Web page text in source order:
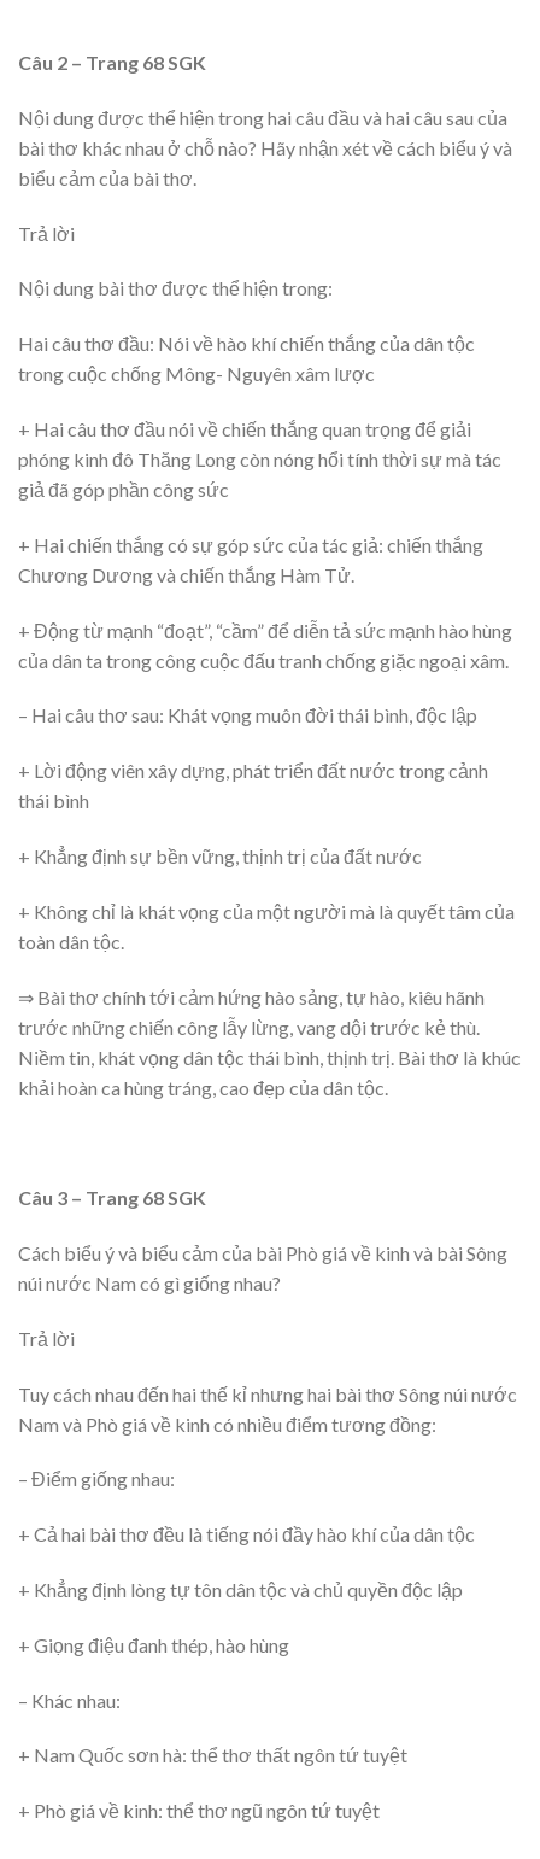
Câu 2 – Trang 68 SGK
Nội dung được thể hiện trong hai câu đầu và hai câu sau của
bài thơ khác nhau ở chỗ nào? Hãy nhận xét về cách biểu ý và
biểu cảm của bài thơ.
Trả lời
Nội dung bài thơ được thể hiện trong:
Hai câu thơ đầu: Nói về hào khí chiến thắng của dân tộc
trong cuộc chống Mông- Nguyên xâm lược
+ Hai câu thơ đầu nói về chiến thắng quan trọng để giải
phóng kinh đô Thăng Long còn nóng hổi tính thời sự mà tác
giả đã góp phần công sức
+ Hai chiến thắng có sự góp sức của tác giả: chiến thắng
Chương Dương và chiến thắng Hàm Tử.
+ Động từ mạnh “đoạt”, “cầm” để diễn tả sức mạnh hào hùng
của dân ta trong công cuộc đấu tranh chống giặc ngoại xâm.
– Hai câu thơ sau: Khát vọng muôn đời thái bình, độc lập
+ Lời động viên xây dựng, phát triển đất nước trong cảnh
thái bình
+ Khẳng định sự bền vững, thịnh trị của đất nước
+ Không chỉ là khát vọng của một người mà là quyết tâm của
toàn dân tộc.
⇒ Bài thơ chính tới cảm hứng hào sảng, tự hào, kiêu hãnh
trước những chiến công lẫy lừng, vang dội trước kẻ thù.
Niềm tin, khát vọng dân tộc thái bình, thịnh trị. Bài thơ là khúc
khải hoàn ca hùng tráng, cao đẹp của dân tộc.
Câu 3 – Trang 68 SGK
Cách biểu ý và biểu cảm của bài Phò giá về kinh và bài Sông
núi nước Nam có gì giống nhau?
Trả lời
Tuy cách nhau đến hai thế kỉ nhưng hai bài thơ Sông núi nước
Nam và Phò giá về kinh có nhiều điểm tương đồng:
– Điểm giống nhau:
+ Cả hai bài thơ đều là tiếng nói đầy hào khí của dân tộc
+ Khẳng định lòng tự tôn dân tộc và chủ quyền độc lập
+ Giọng điệu đanh thép, hào hùng
– Khác nhau:
+ Nam Quốc sơn hà: thể thơ thất ngôn tứ tuyệt
+ Phò giá về kinh: thể thơ ngũ ngôn tứ tuyệt